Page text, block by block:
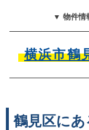
▼ 物件情
横浜市鶴
鶴見区に